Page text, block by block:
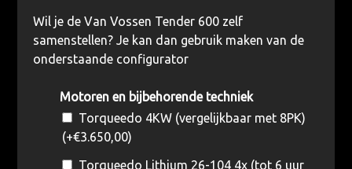
5.00op 5
gebaseerd
op
klantbeoordelingen
Wil je de Van Vossen Tender 600 zelf
samenstellen? Je kan dan gebruik maken van de
onderstaande configurator
Motoren en bijbehorende techniek
Torqueedo 4KW (vergelijkbaar met 8PK)
(+€3.650,00)
Torqueedo Lithium 26-104 4x (tot 6 uur